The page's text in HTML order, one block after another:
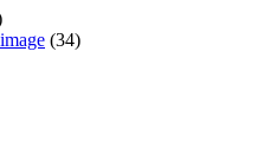
(34)